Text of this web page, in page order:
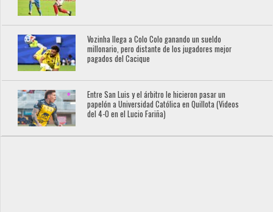
Vozinha llega a Colo Colo ganando un sueldo
millonario, pero distante de los jugadores mejor
pagados del Cacique
Entre San Luis y el árbitro le hicieron pasar un
papelón a Universidad Católica en Quillota (Videos
del 4-0 en el Lucio Fariña)